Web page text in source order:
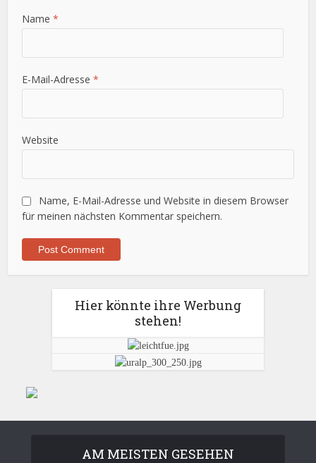
Name*
E-Mail-Adresse*
Website
Name, E-Mail-Adresse und Website in diesem Browser
für meinen nächsten Kommentar speichern.
Hier könnte ihre Werbung
stehen!
AM MEISTEN GESEHEN